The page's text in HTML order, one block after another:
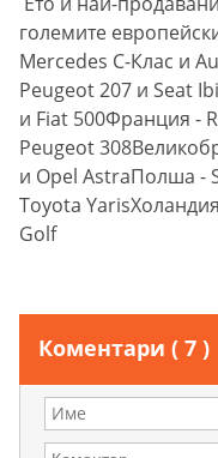
големите
Mercedes С-Клас и
Peugeot 207 и Seat
и Fiat 500Франция -
Peugeot
и Opel AstraПолша -
Toyota
Golf
Коментари ( 7 )